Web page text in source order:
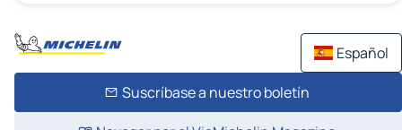
Español
Suscríbase a nuestro boletín